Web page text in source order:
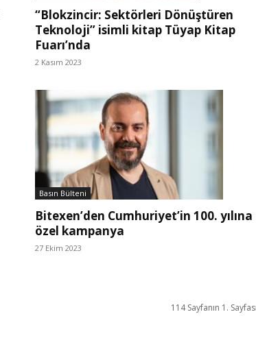
“Blokzincir: Sektörleri Dönüştüren
Teknoloji” isimli kitap Tüyap Kitap
Fuarı’nda
2 Kasım 2023
Basın Bülteni
Bitexen’den Cumhuriyet’in 100. yılına
özel kampanya
27 Ekim 2023
114 Sayfanın 1. Sayfası